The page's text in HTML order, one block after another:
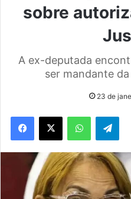
sobre
A ex-deputada
ser mandante
23 de
WhatsApp